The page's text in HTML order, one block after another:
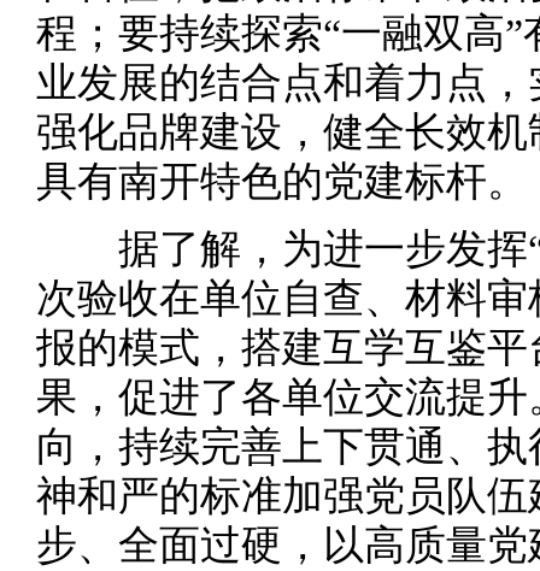
程；要持续探索“一融双高
业发展的结合点和着力点
强化品牌建设，健全长效
具有南开特色的党建标杆。
据了解，为进一步发挥“
次验收在单位自查、材料
报的模式，搭建互学互鉴
果，促进了各单位交流提
向，持续完善上下贯通、
神和严的标准加强党员队
步、全面过硬，以高质量